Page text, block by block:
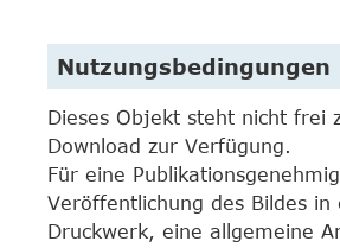
Nutzungsbedingungen
Dieses Objekt steht nicht frei
Download zur Verfügung.
Für eine
Veröffentlichung des Bildes in
Druckwerk, eine allgemeine